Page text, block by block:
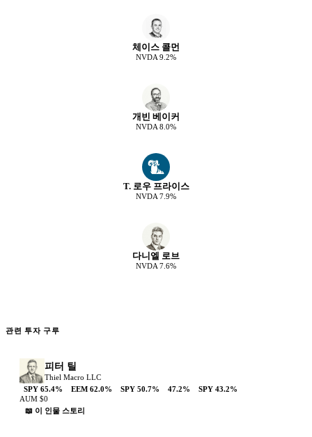
체이스 콜먼
NVDA 9.2%
개빈 베이커
NVDA 8.0%
T. 로우 프라이스
NVDA 7.9%
다니엘 로브
NVDA 7.6%
관련 투자 구루
피터 틸
Thiel Macro LLC
SPY 65.4% EEM 62.0% SPY 50.7% 47.2% SPY 43.2%
AUM $0
📖 이 인물 스토리